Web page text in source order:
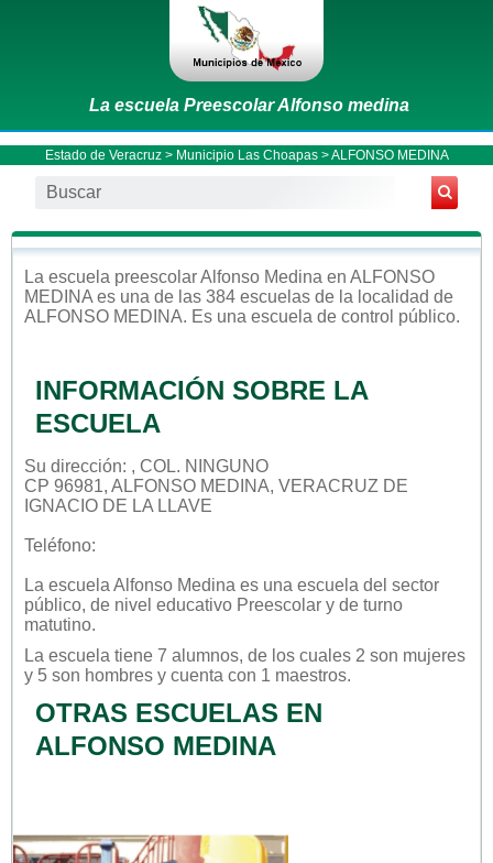
La escuela Preescolar Alfonso medina
Estado de Veracruz> Municipio Las Choapas> ALFONSO MEDINA
La escuela preescolarAlfonso Medina en ALFONSO
MEDINA es una de las 384 escuelas de la localidad de
ALFONSO MEDINA. Es una escuela de control público.
INFORMACIÓN SOBRE LA
ESCUELA
Su dirección: , COL. NINGUNO
CP 96981, ALFONSO MEDINA, VERACRUZ DE
IGNACIO DE LA LLAVE
Teléfono:
La escuela Alfonso Medina es una escuela del sector
público, de nivel educativo Preescolar y de turno
matutino.
La escuela tiene 7 alumnos, de los cuales 2 son mujeres
y 5 son hombres y cuenta con 1 maestros.
OTRAS ESCUELAS EN
ALFONSO MEDINA